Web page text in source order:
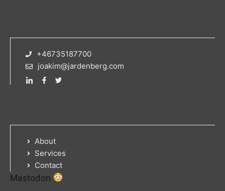
+46735187700
joakim@jardenberg.com
About
Services
Contact
Mastodon